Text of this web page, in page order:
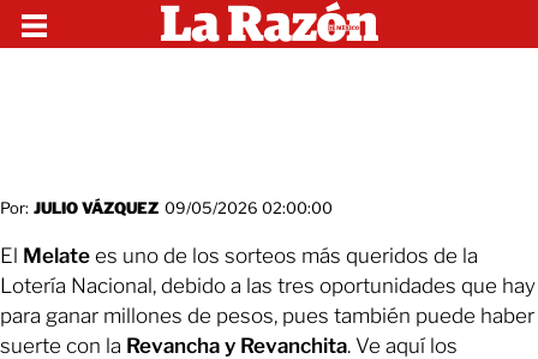
Por: JULIO VÁZQUEZ 09/05/2026 02:00:00
El Melate es uno de los sorteos más queridos de la
Lotería Nacional, debido a las tres oportunidades que hay
para ganar millones de pesos, pues también puede haber
suerte con la Revancha y Revanchita. Ve aquí los